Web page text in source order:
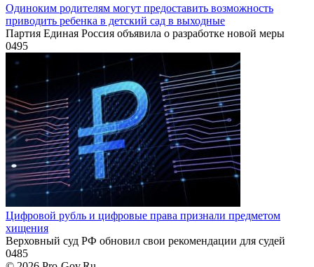
Одиноким родителям могут предоставить возможность
приводить ребенка в детский сад в выходные
Партия Единая Россия объявила о разработке новой меры
0495
Цифровой рубль и цифровые права признали предметом
хищения
Верховный суд РФ обновил свои рекомендации для судей
0485